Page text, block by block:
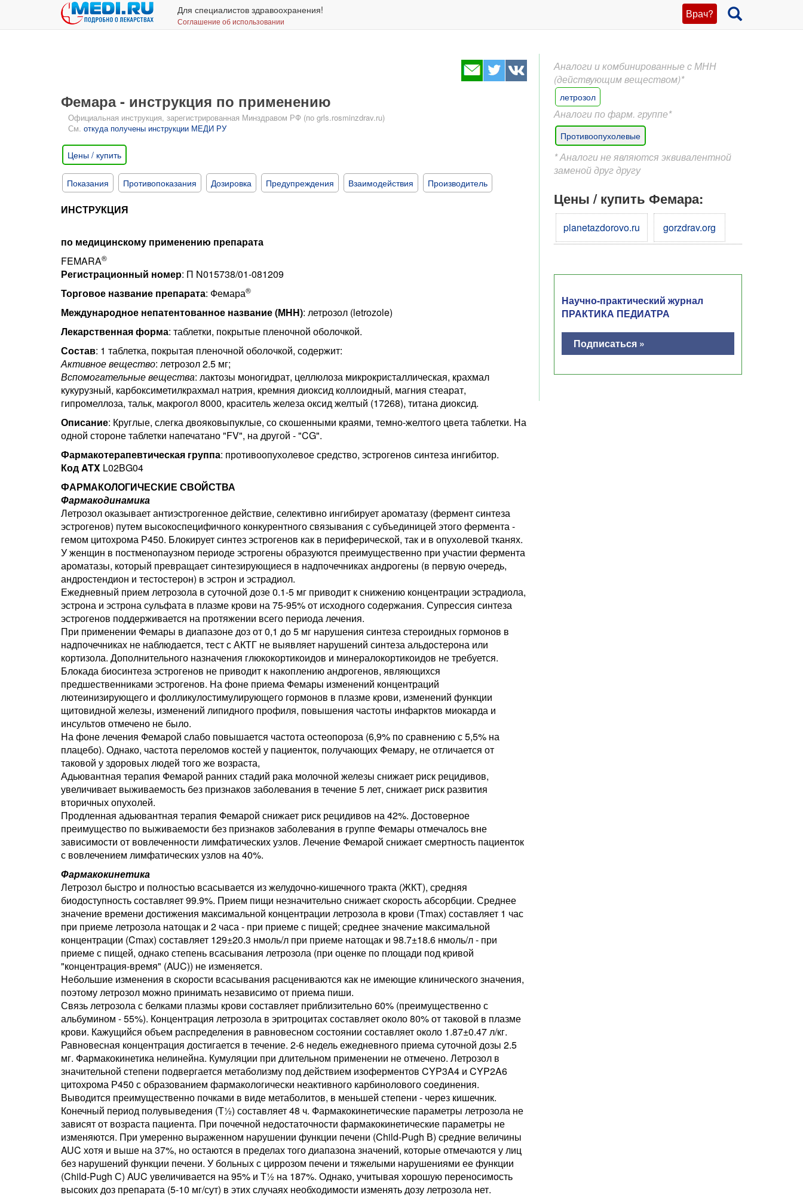
Врач?
Для специалистов здравоохранения!
Соглашение об использовании
Фемара - инструкция по применению
Официальная инструкция, зарегистрированная Минздравом РФ (по grls.rosminzdrav.ru)
См. откуда получены инструкции МЕДИ РУ
Цены / купить
Показания Противопоказания Дозировка Предупреждения Взаимодействия Производитель
ИНСТРУКЦИЯ
по медицинскому применению препарата
FEMARA®
Регистрационный номер: П N015738/01-081209
Торговое название препарата: Фемара®
Международное непатентованное название (МНН): летрозол (letrozole)
Лекарственная форма: таблетки, покрытые пленочной оболочкой.
Состав: 1 таблетка, покрытая пленочной оболочкой, содержит:
Активное вещество: летрозол 2.5 мг;
Вспомогательные вещества: лактозы моногидрат, целлюлоза микрокристаллическая, крахмал
кукурузный, карбоксиметилкрахмал натрия, кремния диоксид коллоидный, магния стеарат,
гипромеллоза, тальк, макрогол 8000, краситель железа оксид желтый (17268), титана диоксид.
Описание: Круглые, слегка двояковыпуклые, со скошенными краями, темно-желтого цвета таблетки. На
одной стороне таблетки напечатано "FV", на другой - "CG".
Фармакотерапевтическая группа: противоопухолевое средство, эстрогенов синтеза ингибитор.
Код ATX L02BG04
ФАРМАКОЛОГИЧЕСКИЕ СВОЙСТВА
Фармакодинамика
Летрозол оказывает антиэстрогенное действие, селективно ингибирует ароматазу (фермент синтеза
эстрогенов) путем высокоспецифичного конкурентного связывания с субъединицей этого фермента -
гемом цитохрома Р450. Блокирует синтез эстрогенов как в периферической, так и в опухолевой тканях.
У женщин в постменопаузном периоде эстрогены образуются преимущественно при участии фермента
ароматазы, который превращает синтезирующиеся в надпочечниках андрогены (в первую очередь,
андростендион и тестостерон) в эстрон и эстрадиол.
Ежедневный прием летрозола в суточной дозе 0.1-5 мг приводит к снижению концентрации эстрадиола,
эстрона и эстрона сульфата в плазме крови на 75-95% от исходного содержания. Супрессия синтеза
эстрогенов поддерживается на протяжении всего периода лечения.
При применении Фемары в диапазоне доз от 0,1 до 5 мг нарушения синтеза стероидных гормонов в
надпочечниках не наблюдается, тест с АКТГ не выявляет нарушений синтеза альдостерона или
кортизола. Дополнительного назначения глюкокортикоидов и минералокортикоидов не требуется.
Блокада биосинтеза эстрогенов не приводит к накоплению андрогенов, являющихся
предшественниками эстрогенов. На фоне приема Фемары изменений концентраций
лютеинизирующего и фолликулостимулирующего гормонов в плазме крови, изменений функции
щитовидной железы, изменений липидного профиля, повышения частоты инфарктов миокарда и
инсультов отмечено не было.
На фоне лечения Фемарой слабо повышается частота остеопороза (6,9% по сравнению с 5,5% на
плацебо). Однако, частота переломов костей у пациенток, получающих Фемару, не отличается от
таковой у здоровых людей того же возраста,
Адьювантная терапия Фемарой ранних стадий рака молочной железы снижает риск рецидивов,
увеличивает выживаемость без признаков заболевания в течение 5 лет, снижает риск развития
вторичных опухолей.
Продленная адьювантная терапия Фемарой снижает риск рецидивов на 42%. Достоверное
преимущество по выживаемости без признаков заболевания в группе Фемары отмечалось вне
зависимости от вовлеченности лимфатических узлов. Лечение Фемарой снижает смертность пациенток
с вовлечением лимфатических узлов на 40%.
Фармакокинетика
Летрозол быстро и полностью всасывается из желудочно-кишечного тракта (ЖКТ), средняя
биодоступность составляет 99.9%. Прием пищи незначительно снижает скорость абсорбции. Среднее
значение времени достижения максимальной концентрации летрозола в крови (Тmах) составляет 1 час
при приеме летрозола натощак и 2 часа - при приеме с пищей; среднее значение максимальной
концентрации (Cmах) составляет 129±20.3 нмоль/л при приеме натощак и 98.7±18.6 нмоль/л - при
приеме с пищей, однако степень всасывания летрозола (при оценке по площади под кривой
"концентрация-время" (AUC)) не изменяется.
Небольшие изменения в скорости всасывания расцениваются как не имеющие клинического значения,
поэтому летрозол можно принимать независимо от приема пиши.
Связь летрозола с белками плазмы крови составляет приблизительно 60% (преимущественно с
альбумином - 55%). Концентрация летрозола в эритроцитах составляет около 80% от таковой в плазме
крови. Кажущийся объем распределения в равновесном состоянии составляет около 1.87±0.47 л/кг.
Равновесная концентрация достигается в течение. 2-6 недель ежедневного приема суточной дозы 2.5
мг. Фармакокинетика нелинейна. Кумуляции при длительном применении не отмечено. Летрозол в
значительной степени подвергается метаболизму под действием изоферментов CYP3A4 и CYP2A6
цитохрома Р450 с образованием фармакологически неактивного карбинолового соединения.
Выводится преимущественно почками в виде метаболитов, в меньшей степени - через кишечник.
Конечный период полувыведения (T½) составляет 48 ч. Фармакокинетические параметры летрозола не
зависят от возраста пациента. При почечной недостаточности фармакокинетические параметры не
изменяются. При умеренно выраженном нарушении функции печени (Child-Pugh В) средние величины
AUC хотя и выше на 37%, но остаются в пределах того диапазона значений, которые отмечаются у лиц
без нарушений функции печени. У больных с циррозом печени и тяжелыми нарушениями ее функции
(Child-Pugh С) AUC увеличивается на 95% и Т½ на 187%. Однако, учитывая хорошую переносимость
высоких доз препарата (5-10 мг/сут) в этих случаях необходимости изменять дозу летрозола нет.
Аналоги и комбинированные с МНН
(действующим веществом)*
летрозол
Аналоги по фарм. группе*
Противоопухолевые
* Аналоги не являются эквивалентной
заменой друг другу
Цены / купить Фемара:
planetazdorovo.ru gorzdrav.org
Научно-практический журнал
ПРАКТИКА ПЕДИАТРА
Подписаться »